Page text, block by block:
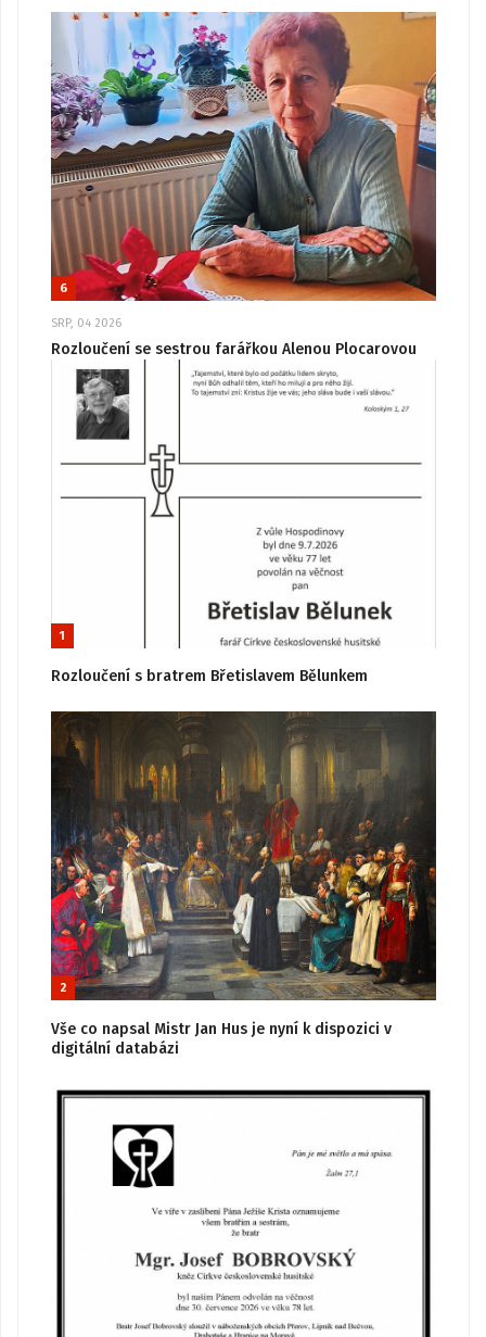
6
SRP, 04 2026
Rozloučení se sestrou farářkou Alenou Plocarovou
1
Rozloučení s bratrem Břetislavem Bělunkem
2
Vše co napsal Mistr Jan Hus je nyní k dispozici v
digitální databázi